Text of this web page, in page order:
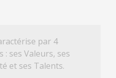
par 4
: ses Valeurs, ses
et ses Talents.